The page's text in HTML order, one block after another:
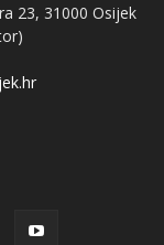
23, 31000 Osijek